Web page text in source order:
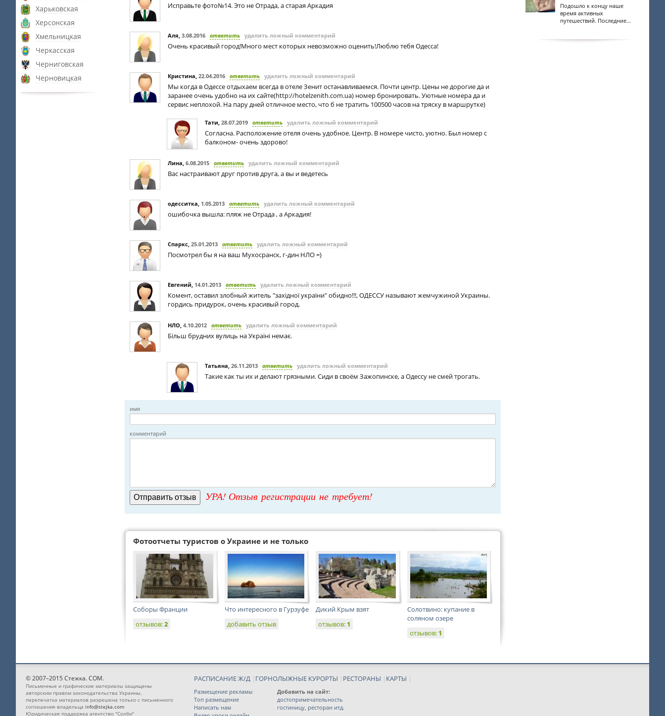
Харьковская
Херсонская
Хмельницкая
Черкасская
Черниговская
Черновицкая
Исправьте фото№14. Это не Отрада, а старая Аркадия
Аля, 3.08.2016 ответить удалить ложный комментарий
Очень красивый город!Много мест которых невозможно оценить!Люблю тебя Одесса!
Кристина, 22.04.2016 ответить удалить ложный комментарий
Мы когда в Одессе отдыхаем всегда в отеле Зенит останавливаемся. Почти центр. Цены не дорогие да и
заранее очень удобно на их сайте(http://hotelzenith.com.ua) номер бронировать. Уютные номера да и
сервис неплохой. На пару дней отличное место, что б не тратить 100500 часов на тряску в маршрутке)
Тати, 28.07.2019 ответить удалить ложный комментарий
Согласна. Расположение отеля очень удобное. Центр. В номере чисто, уютно. Был номер с
балконом- очень здорово!
Лина, 6.08.2015 ответить удалить ложный комментарий
Вас настраивают друг против друга, а вы и ведетесь
одесситка, 1.05.2013 ответить удалить ложный комментарий
ошибочка вышла: пляж не Отрада , а Аркадия!
Спаркс, 25.01.2013 ответить удалить ложный комментарий
Посмотрел бы я на ваш Мухосранск, г-дин НЛО =)
Евгений, 14.01.2013 ответить удалить ложный комментарий
Комент, оставил злобный житель "західної україни" обидно!!!, ОДЕССУ называют жемчужиной Украины.
гордись придурок, очень красивый город.
НЛО, 4.10.2012 ответить удалить ложный комментарий
Більш брудних вулиць на Украіні немає.
Татьяна, 26.11.2013 ответить удалить ложный комментарий
Такие как ты их и делают грязными. Сиди в своём Зажопинске, а Одессу не смей трогать.
имя
комментарий
УРА! Отзыв регистрации не требует!
Фотоотчеты туристов о Украине и не только
Соборы Франции
отзывов:2
Что интересного в Гурзуфе
добавить отзыв
Дикий Крым взят
отзывов: 1
Солотвино: купание в
соляном озере
отзывов: 1
Подошло к концу наше
время активных
путешествий. Последние...
© 2007–2015 Стежка. COM.
Письменные и графические материалы защищены
авторским правом законодательства Украины,
перепечатка материалов разрешена только с письменного
соглашения владельца info@stejka.com
Юридическая поддержка агентство "Солби"
РАСПИСАНИЕ Ж/Д | ГОРНОЛЫЖНЫЕ КУРОРТЫ | РЕСТОРАНЫ | КАРТЫ |
Размещение рекламы
Топ размещение
Написать нам
Добавить на сайт:
достопримечательность
гостиницу, ресторан итд.